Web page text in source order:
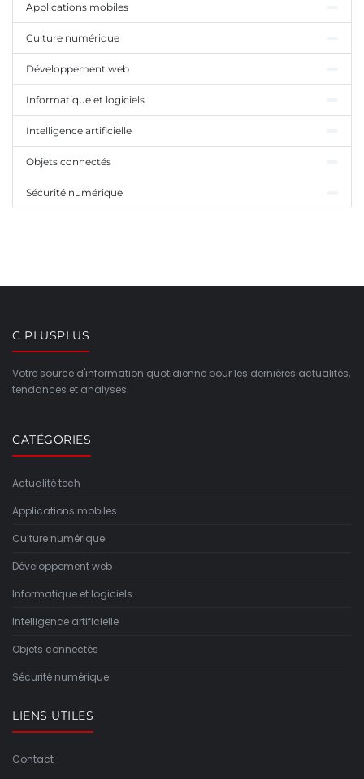
Applications mobiles
Culture numérique
Développement web
Informatique et logiciels
Intelligence artificielle
Objets connectés
Sécurité numérique
C PLUSPLUS
Votre source d'information quotidienne pour les dernières actualités,
tendances et analyses.
CATÉGORIES
Actualité tech
Applications mobiles
Culture numérique
Développement web
Informatique et logiciels
Intelligence artificielle
Objets connectés
Sécurité numérique
LIENS UTILES
Contact